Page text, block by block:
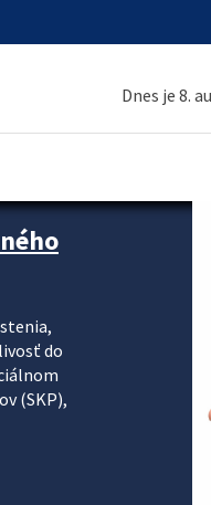
Dnes je 8.
do
(SKP),